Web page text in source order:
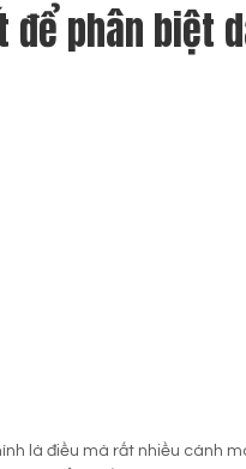
để phân biệt
là điều mà rất nhiều cánh